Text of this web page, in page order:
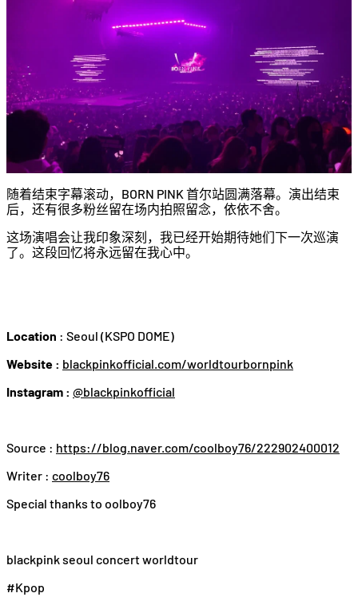
随着结束字幕滚动，BORN PINK 首尔站圆满落幕。演出结束
后，还有很多粉丝留在场内拍照留念，依依不舍。
这场演唱会让我印象深刻，我已经开始期待她们下一次巡演
了。这段回忆将永远留在我心中。
Location : Seoul (KSPO DOME)
Website : blackpinkofficial.com/worldtourbornpink
Instagram : @blackpinkofficial
Source : https://blog.naver.com/coolboy76/222902400012
Writer : coolboy76
Special thanks to oolboy76
blackpink seoul concert worldtour
#Kpop